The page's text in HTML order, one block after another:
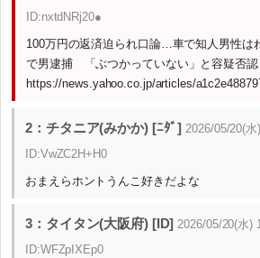
ID:nxtdNRj20●
100万円の返済迫られ口論…車で知人男性
で男逮捕 「ぶつかっていない」と容疑否認
https://news.yahoo.co.jp/articles/
2：チタニア(みかか) [ﾆﾀﾞ] 2026/05/20(
ID:VwZC2H+H0
おまえらホントうんこ好きだよな
3：タイタン(大阪府) [ID] 2026/05/20(水)
ID:WFZpIXEp0